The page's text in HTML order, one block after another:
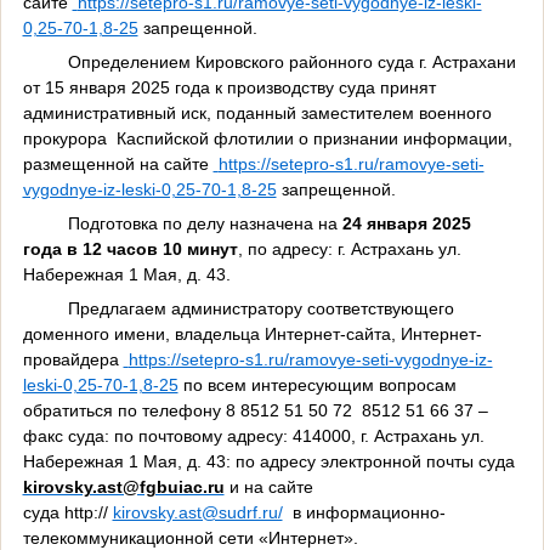
0,25-70-1,8-25запрещенной.
Определением Кировского районного суда г. Астрахани
от 15 января 2025 года к производству суда принят
административный иск, поданный заместителем военного
прокурора Каспийской флотилии о признании информации,
размещенной на сайте https://setepro-s1.ru/ramovye-seti-
vygodnye-iz-leski-0,25-70-1,8-25 запрещенной.
Подготовка по делу назначена на24 января 2025
года в 12 часов 10 минут, по адресу: г. Астрахань ул.
Набережная 1 Мая, д. 43.
Предлагаем администратору соответствующего
доменного имени, владельца Интернет-сайта, Интернет-
провайдера https://setepro-s1.ru/ramovye-seti-vygodnye-iz-
leski-0,25-70-1,8-25 по всем интересующим вопросам
обратиться по телефону 8 8512 51 50 72 8512 51 66 37 –
факс суда: по почтовому адресу: 414000, г. Астрахань ул.
Набережная 1 Мая, д. 43: по адресу электронной почты суда
kirovsky.ast@fgbuiac.ru и на сайте
суда http:// kirovsky.ast@sudrf.ru/ в информационно-
телекоммуникационной сети «Интернет».